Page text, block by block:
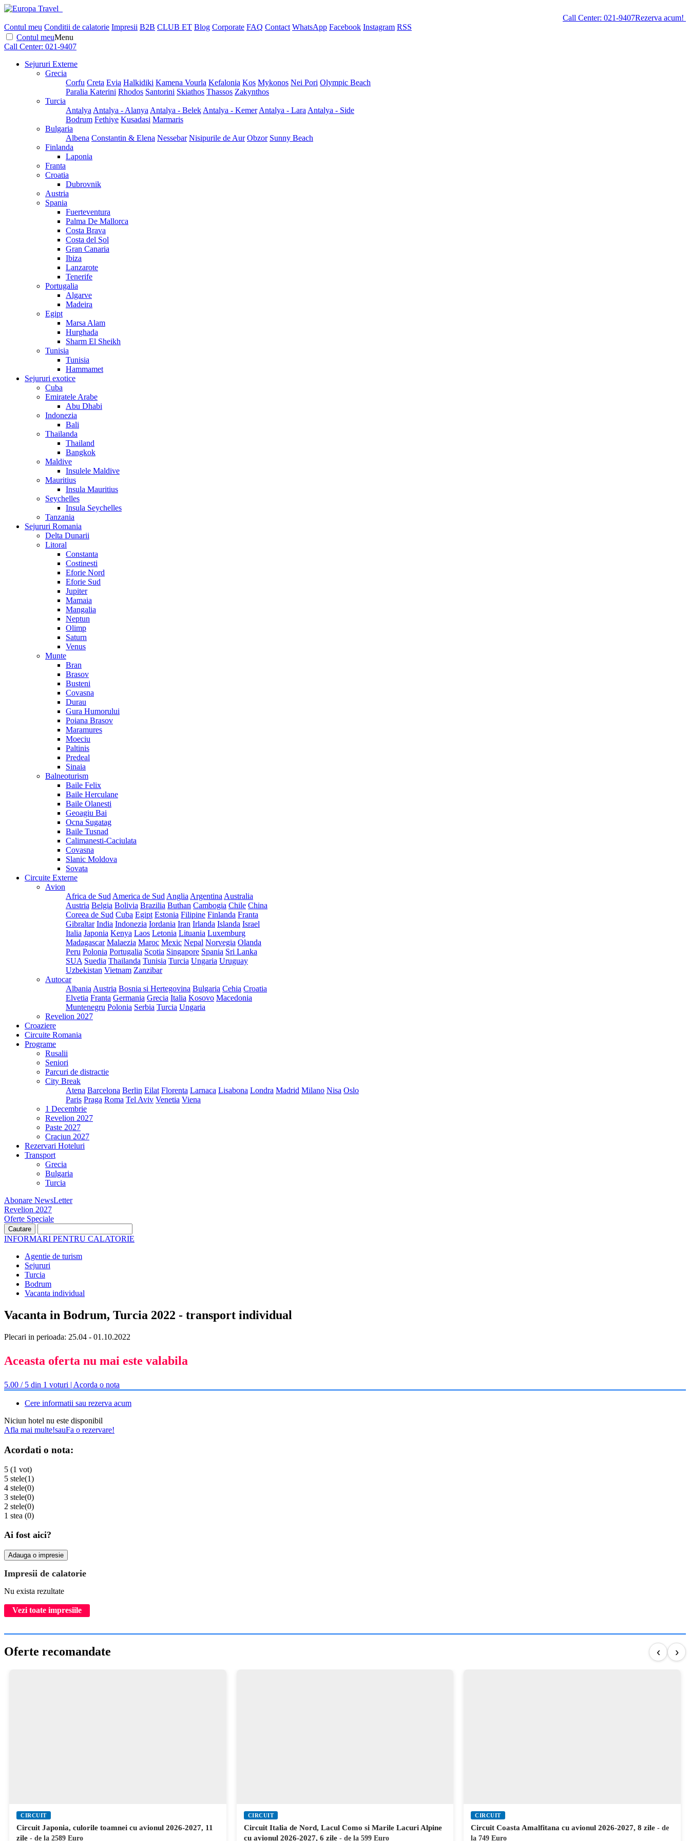
Call Center: 021-9407Rezerva acum!
Contul meu Conditii de calatorie Impresii B2B CLUB ET Blog Corporate FAQ Contact WhatsApp Facebook Instagram RSS
Contul meuMenu
Call Center: 021-9407
Sejururi Externe
Grecia
Corfu Creta Evia Halkidiki Kamena Vourla Kefalonia Kos Mykonos Nei Pori Olympic Beach
Paralia Katerini Rhodos Santorini Skiathos Thassos Zakynthos
Turcia
Antalya Antalya - Alanya Antalya - Belek Antalya - Kemer Antalya - Lara Antalya - Side
Bodrum Fethiye Kusadasi Marmaris
Bulgaria
Albena Constantin & Elena Nessebar Nisipurile de Aur Obzor Sunny Beach
Finlanda
Laponia
Franta
Croatia
Dubrovnik
Austria
Spania
Fuerteventura
Palma De Mallorca
Costa Brava
Costa del Sol
Gran Canaria
Ibiza
Lanzarote
Tenerife
Portugalia
Algarve
Madeira
Egipt
Marsa Alam
Hurghada
Sharm El Sheikh
Tunisia
Tunisia
Hammamet
Sejururi exotice
Cuba
Emiratele Arabe
Abu Dhabi
Indonezia
Bali
Thailanda
Thailand
Bangkok
Maldive
Insulele Maldive
Mauritius
Insula Mauritius
Seychelles
Insula Seychelles
Tanzania
Sejururi Romania
Delta Dunarii
Litoral
Constanta
Costinesti
Eforie Nord
Eforie Sud
Jupiter
Mamaia
Mangalia
Neptun
Olimp
Saturn
Venus
Munte
Bran
Brasov
Busteni
Covasna
Durau
Gura Humorului
Poiana Brasov
Maramures
Moeciu
Paltinis
Predeal
Sinaia
Balneoturism
Baile Felix
Baile Herculane
Baile Olanesti
Geoagiu Bai
Ocna Sugatag
Baile Tusnad
Calimanesti-Caciulata
Covasna
Slanic Moldova
Sovata
Circuite Externe
Avion
Africa de Sud America de Sud Anglia Argentina Australia
Austria Belgia Bolivia Brazilia Buthan Cambogia Chile China
Coreea de Sud Cuba Egipt Estonia Filipine Finlanda Franta
Gibraltar India Indonezia Iordania Iran Irlanda Islanda Israel
Italia Japonia Kenya Laos Letonia Lituania Luxemburg
Madagascar Malaezia Maroc Mexic Nepal Norvegia Olanda
Peru Polonia Portugalia Scotia Singapore Spania Sri Lanka
SUA Suedia Thailanda Tunisia Turcia Ungaria Uruguay
Uzbekistan Vietnam Zanzibar
Autocar
Albania Austria Bosnia si Hertegovina Bulgaria Cehia Croatia
Elvetia Franta Germania Grecia Italia Kosovo Macedonia
Muntenegru Polonia Serbia Turcia Ungaria
Revelion 2027
Croaziere
Circuite Romania
Programe
Rusalii
Seniori
Parcuri de distractie
City Break
Atena Barcelona Berlin Eilat Florenta Larnaca Lisabona Londra Madrid Milano Nisa Oslo
Paris Praga Roma Tel Aviv Venetia Viena
1 Decembrie
Revelion 2027
Paste 2027
Craciun 2027
Rezervari Hoteluri
Transport
Grecia
Bulgaria
Turcia
Abonare NewsLetter
Revelion 2027
Oferte Speciale
INFORMARI PENTRU CALATORIE
Agentie de turism
Sejururi
Turcia
Bodrum
Vacanta individual
Vacanta in Bodrum, Turcia 2022 - transport individual
Plecari in perioada: 25.04 - 01.10.2022
Aceasta oferta nu mai este valabila
5.00 / 5 din 1 voturi | Acorda o nota
Cere informatii sau rezerva acum
Niciun hotel nu este disponibil
Afla mai multe!sauFa o rezervare!
Acordati o nota:
5 (1 vot)
5 stele(1)
4 stele(0)
3 stele(0)
2 stele(0)
1 stea (0)
Ai fost aici?
Adauga o impresie
Impresii de calatorie
Nu exista rezultate
Vezi toate impresiile
Oferte recomandate ‹ ›
CIRCUIT
Circuit Italia de Nord, Lacul Como si Marile Lacuri Alpine
cu avionul 2026-2027, 6 zile
CIRCUIT
Circuit Coasta Amalfitana cu avionul 2026-2027, 8 zile- de
la 749 Euro
CIRCUIT
Circuit Spania Maura, Maroc si Gibraltar cu avionul 2026-
2027, 11 zile